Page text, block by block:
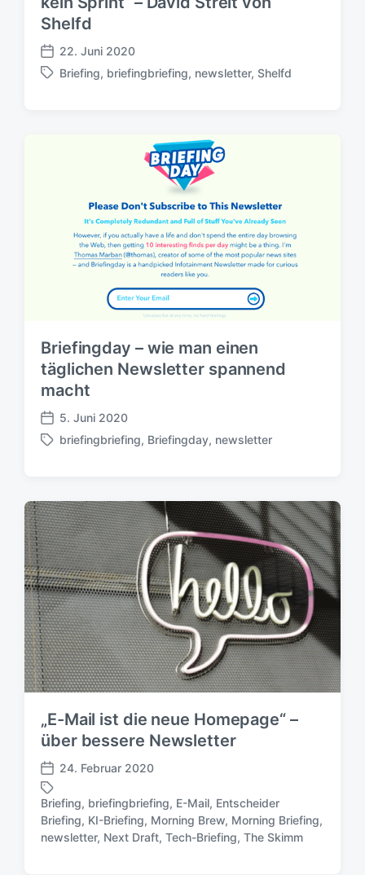
d
a
u
m
Shelfd
V
e
d
a
t
m
22. Juni 2020
S
Briefing, briefingbriefing, newsletter, Shelfd
Briefingday – wie man einen
täglichen Newsletter spannend
macht
V
e
f
e
n
t
l
i
c
h
u
n
g
a
t
u
m
5. Juni 2020
S
l
a
g
w
ö
r
t
e
r
briefingbriefing, Briefingday, newsletter
„E-Mail ist die neue Homepage“ –
über bessere Newsletter
V
e
r
ö
f
24. Februar 2020
S
c
Briefing, briefingbriefing, E-Mail, Entscheider
Briefing, KI-Briefing, Morning Brew, Morning Briefing,
newsletter, Next Draft, Tech-Briefing, The Skimm